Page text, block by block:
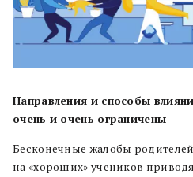
Направления и способы
очень и очень ограничены
Бесконечные жалобы
на «хороших» учеников